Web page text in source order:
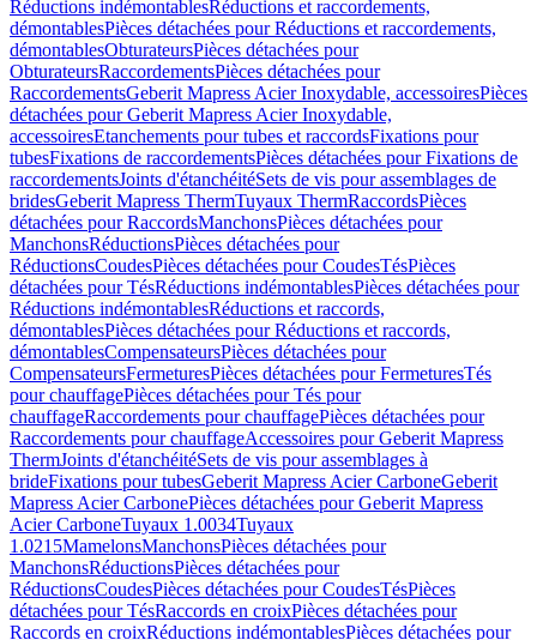
Réductions indémontablesRéductions et raccordements,
démontablesPièces détachées pour Réductions et raccordements,
démontablesObturateursPièces détachées pour
ObturateursRaccordementsPièces détachées pour
RaccordementsGeberit Mapress Acier Inoxydable, accessoiresPièces
détachées pour Geberit Mapress Acier Inoxydable,
accessoiresEtanchements pour tubes et raccordsFixations pour
tubesFixations de raccordementsPièces détachées pour Fixations de
raccordementsJoints d'étanchéitéSets de vis pour assemblages de
bridesGeberit Mapress ThermTuyaux ThermRaccordsPièces
détachées pour RaccordsManchonsPièces détachées pour
ManchonsRéductionsPièces détachées pour
RéductionsCoudesPièces détachées pour CoudesTésPièces
détachées pour TésRéductions indémontablesPièces détachées pour
Réductions indémontablesRéductions et raccords,
démontablesPièces détachées pour Réductions et raccords,
démontablesCompensateursPièces détachées pour
CompensateursFermeturesPièces détachées pour FermeturesTés
pour chauffagePièces détachées pour Tés pour
chauffageRaccordements pour chauffagePièces détachées pour
Raccordements pour chauffageAccessoires pour Geberit Mapress
ThermJoints d'étanchéitéSets de vis pour assemblages à
brideFixations pour tubesGeberit Mapress Acier CarboneGeberit
Mapress Acier CarbonePièces détachées pour Geberit Mapress
Acier CarboneTuyaux 1.0034Tuyaux
1.0215MamelonsManchonsPièces détachées pour
ManchonsRéductionsPièces détachées pour
RéductionsCoudesPièces détachées pour CoudesTésPièces
détachées pour TésRaccords en croixPièces détachées pour
Raccords en croixRéductions indémontablesPièces détachées pour